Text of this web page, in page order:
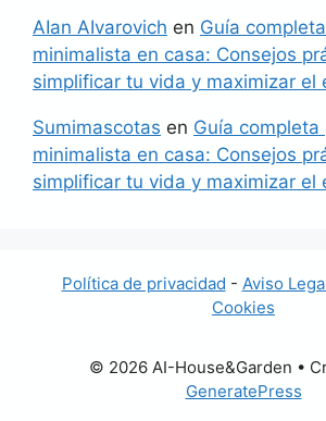
AIan AIvarovich en Guía
minimalista en casa: Consejos
simplificar tu vida y maximizar el
Sumimascotas en Guía completa
minimalista en casa: Consejos
simplificar tu vida y maximizar el
Política de privacidad - Aviso
Cookies
© 2026 AI-House&Garden •
GeneratePress